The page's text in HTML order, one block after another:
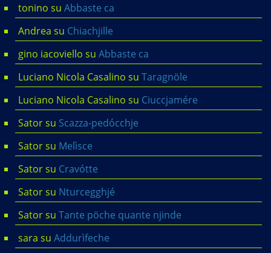
tonino su Abbaste ca
Andrea su Chiachjille
gino iacoviello su Abbaste ca
Luciano Nicola Casalino su Taragnöle
Luciano Nicola Casalino su Ciuccjamére
Satorsu Scazza-pedócchje
Satorsu Melìsce
Satorsu Cravótte
Satorsu Nturcegghjé
Satorsu Tante pöche quante njinde
sara su Addurìfeche